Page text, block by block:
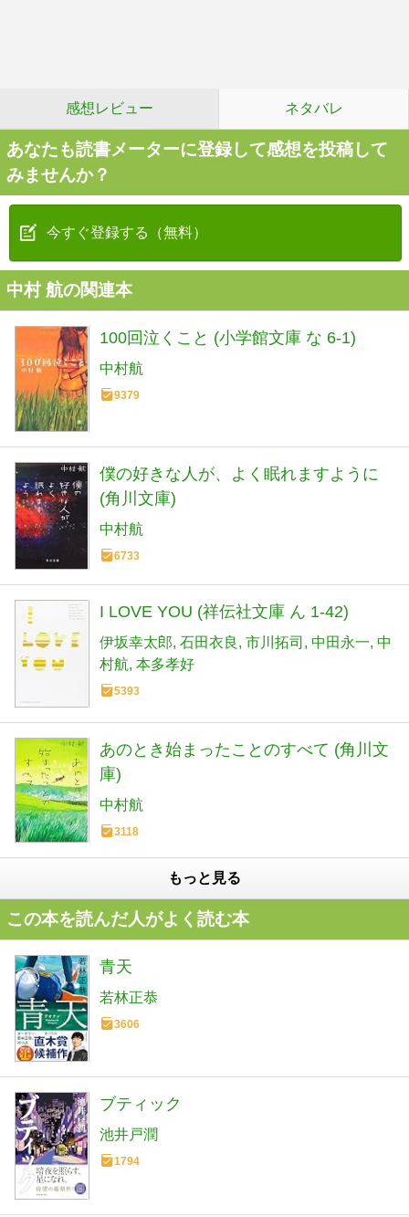
感想レビュー ネタバレ
あなたも読書メーターに登録して感想を投稿して
みませんか？
今すぐ登録する（無料）
中村 航の関連本
100回泣くこと (小学館文庫 な 6-1)
中村航
9379
僕の好きな人が、よく眠れますように
(角川文庫)
中村航
6733
I LOVE YOU (祥伝社文庫 ん 1-42)
伊坂幸太郎 石田衣良 市川拓司 中田永一 中
村航 本多孝好
5393
あのとき始まったことのすべて (角川文
庫)
中村航
3118
もっと見る
この本を読んだ人がよく読む本
青天
若林正恭
3606
ブティック
池井戸潤
1794